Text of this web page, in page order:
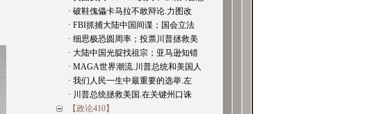
· 破鞋傀儡卡马拉不敢辩论.力图改
· FBI抓捕大陆中国间谍；国会立法
· 细思极恐圆周率；投票川普拯救美
· 大陆中国光腚找祖宗；亚马逊知错
· MAGA世界潮流.川普总统和美国人
· 我们人民一生中最重要的选举.左
· 川普总统拯救美国.在关键州口诛
【政论410】